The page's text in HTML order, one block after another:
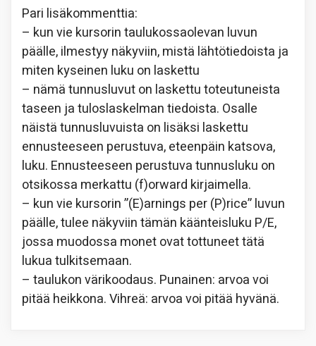
Pari lisäkommenttia:
– kun vie kursorin taulukossaolevan luvun
päälle, ilmestyy näkyviin, mistä lähtötiedoista ja
miten kyseinen luku on laskettu
– nämä tunnusluvut on laskettu toteutuneista
taseen ja tuloslaskelman tiedoista. Osalle
näistä tunnusluvuista on lisäksi laskettu
ennusteeseen perustuva, eteenpäin katsova,
luku. Ennusteeseen perustuva tunnusluku on
otsikossa merkattu (f)orward kirjaimella.
– kun vie kursorin ”(E)arnings per (P)rice” luvun
päälle, tulee näkyviin tämän käänteisluku P/E,
jossa muodossa monet ovat tottuneet tätä
lukua tulkitsemaan.
– taulukon värikoodaus. Punainen: arvoa voi
pitää heikkona. Vihreä: arvoa voi pitää hyvänä.